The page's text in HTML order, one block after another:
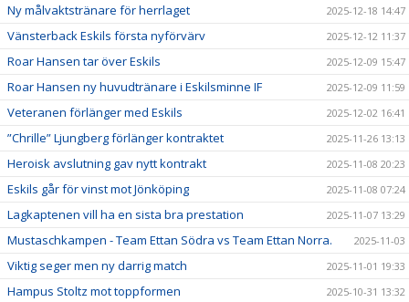
Ny målvaktstränare för herrlaget 2025-12-18 14:47
Vänsterback Eskils första nyförvärv 2025-12-12 11:37
Roar Hansen tar över Eskils 2025-12-09 15:47
Roar Hansen ny huvudtränare i Eskilsminne IF 2025-12-09 11:59
Veteranen förlänger med Eskils 2025-12-02 16:41
”Chrille” Ljungberg förlänger kontraktet 2025-11-26 13:13
Heroisk avslutning gav nytt kontrakt 2025-11-08 20:23
Eskils går för vinst mot Jönköping 2025-11-08 07:24
Lagkaptenen vill ha en sista bra prestation 2025-11-07 13:29
Mustaschkampen - Team Ettan Södra vs Team Ettan Norra. 2025-11-03
Viktig seger men ny darrig match 2025-11-01 19:33
Hampus Stoltz mot toppformen 2025-10-31 13:32